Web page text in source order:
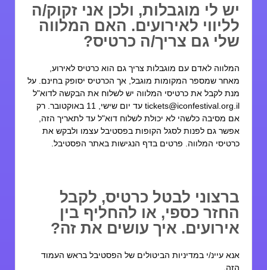
לי מוגבלות, ולכן אני זקוק/ה
לאירועים. האם המלווה
גם צריך/ה כרטיס?
לאדם עם מוגבלות צריך גם הוא כרטיס לאירוע,
שמספר המקומות מוגבל, אך הכרטיס יסופק בחינם. על
לקבל את כרטיסי המלווה יש לשלוח את הבקשה לדוא"ל
עד יום שישי, 11 באוקטובר. רק
מסיבה כלשהי לא יכולת לשלוח דוא"ל עד לתאריך הזה,
גם לפנות לסגל הקופות בפסטיבל עצמו ולבקש את
המלווה. פרטים ב דף הנגישות באתר הפסטיבל.
לבטל כרטיס, לקבל
כספי, או להחליף בין
איך עושים את זה?
עיינ/י במדיניות הביטולים של הפסטיבל בראש העמוד